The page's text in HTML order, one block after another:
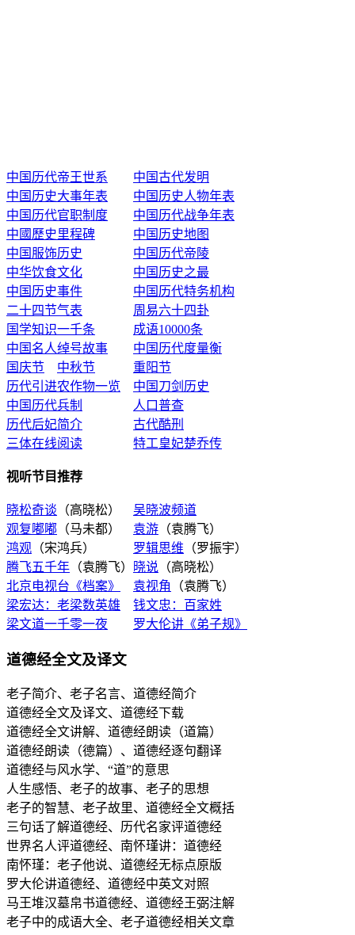
中国历代帝王世系
中国古代发明
中国历史大事年表
中国历史人物年表
中国历代官职制度
中国历代战争年表
中國歷史里程碑
中国历史地图
中国服饰历史
中国历代帝陵
中华饮食文化
中国历史之最
中国历史事件
中国历代特务机构
二十四节气表
周易六十四卦
国学知识一千条
成语10000条
中国名人绰号故事
中国历代度量衡
国庆节
中秋节
重阳节
历代引进农作物一览
中国刀剑历史
中国历代兵制
人口普查
历代后妃简介
古代酷刑
三体在线阅读
特工皇妃楚乔传
视听节目推荐
晓松奇谈 （高晓松） 吴晓波频道
观复嘟嘟 （马未都） 袁游 （袁腾飞）
鸿观 （宋鸿兵） 罗辑思维 （罗振宇）
腾飞五千年 （袁腾飞） 晓说 （高晓松）
北京电视台《档案》
袁视角
（袁腾飞）
梁宏达：老梁数英雄
钱文忠：百家姓
梁文道一千零一夜
罗大伦讲《弟子规》
道德经全文及译文
老子简介、老子名言、道德经简介
道德经全文及译文、道德经下载
道德经全文讲解、道德经朗读（道篇）
道德经朗读（德篇）、道德经逐句翻译
道德经与风水学、“道”的意思
人生感悟、老子的故事、老子的思想
老子的智慧、老子故里、道德经全文概括
三句话了解道德经、历代名家评道德经
世界名人评道德经、南怀瑾讲：道德经
南怀瑾：老子他说、道德经无标点原版
罗大伦讲道德经、道德经中英文对照
马王堆汉墓帛书道德经、道德经王弼注解
老子中的成语大全、老子道德经相关文章